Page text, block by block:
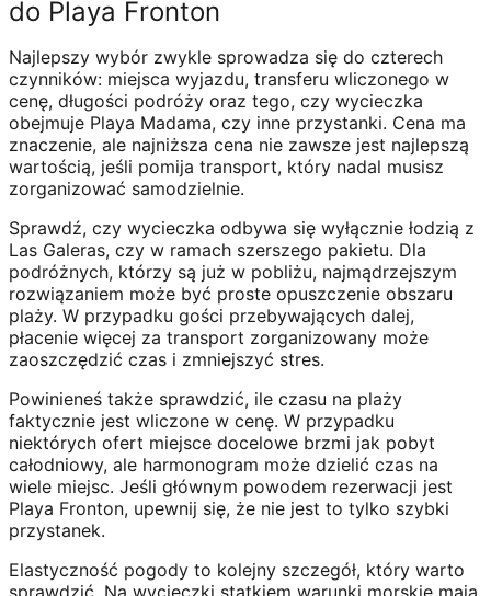
do Playa Fronton
Najlepszy wybór zwykle sprowadza się do czterech
czynników: miejsca wyjazdu, transferu wliczonego w
cenę, długości podróży oraz tego, czy wycieczka
obejmuje Playa Madama, czy inne przystanki. Cena ma
znaczenie, ale najniższa cena nie zawsze jest najlepszą
wartością, jeśli pomija transport, który nadal musisz
zorganizować samodzielnie.
Sprawdź, czy wycieczka odbywa się wyłącznie łodzią z
Las Galeras, czy w ramach szerszego pakietu. Dla
podróżnych, którzy są już w pobliżu, najmądrzejszym
rozwiązaniem może być proste opuszczenie obszaru
plaży. W przypadku gości przebywających dalej,
płacenie więcej za transport zorganizowany może
zaoszczędzić czas i zmniejszyć stres.
Powinieneś także sprawdzić, ile czasu na plaży
faktycznie jest wliczone w cenę. W przypadku
niektórych ofert miejsce docelowe brzmi jak pobyt
całodniowy, ale harmonogram może dzielić czas na
wiele miejsc. Jeśli głównym powodem rezerwacji jest
Playa Fronton, upewnij się, że nie jest to tylko szybki
przystanek.
Elastyczność pogody to kolejny szczegół, który warto